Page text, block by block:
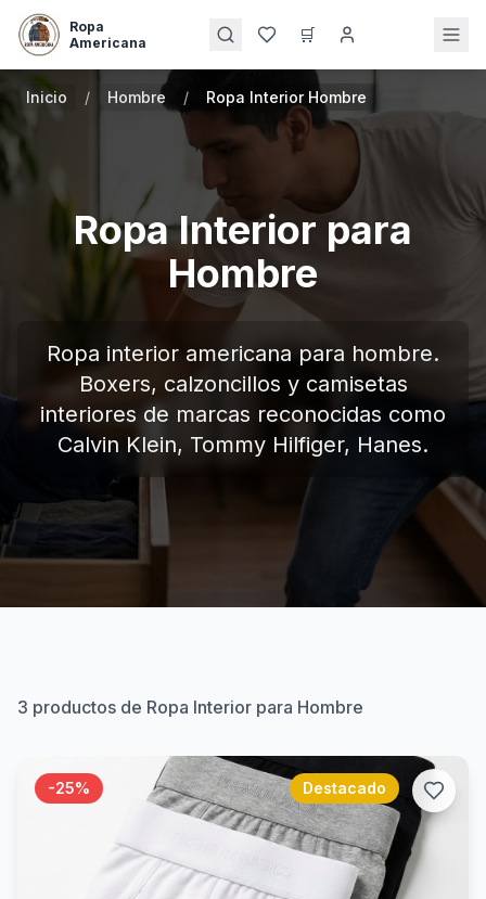
Ropa
Americana
🛒
Inicio / Hombre / Ropa Interior Hombre
Ropa Interior para
Hombre
Ropa interior americana para hombre.
Boxers, calzoncillos y camisetas
interiores de marcas reconocidas como
Calvin Klein, Tommy Hilfiger, Hanes.
3 productos de Ropa Interior para Hombre
-25% Destacado